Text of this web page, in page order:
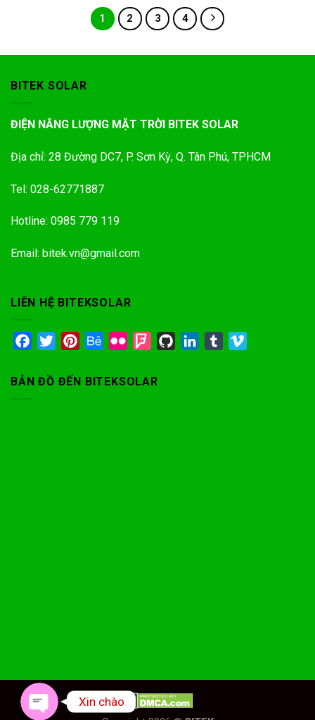
1 2 3 4
BITEK SOLAR
ĐIỆN NĂNG LƯỢNG MẶT TRỜI BITEK SOLAR
Địa chỉ: 28 Đường DC7, P. Sơn Kỳ, Q. Tân Phú, TPHCM
Tel: 028-62771887
Hotline: 0985 779 119
Email: bitek.vn@gmail.com
LIÊN HỆ BITEKSOLAR
FacebookTwitterPinterestBehance
Flickr Foursquare
GitHub LinkedIn
Tumblr
BẢN ĐỒ ĐẾN BITEKSOLAR
Xin chào